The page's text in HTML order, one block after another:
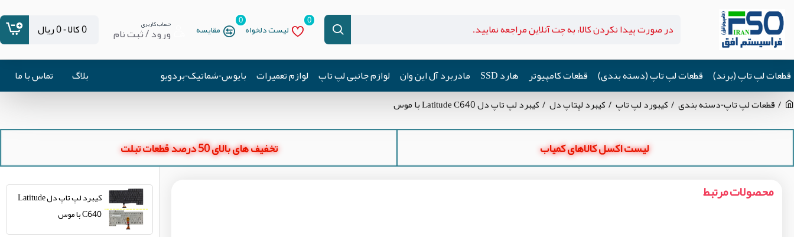
لیست دلخواه
0
مقایسه
0 حساب کاربری
ورود / ثبت نام 0 کالا - 0 ریال
قطعات لپ تاپ (برند) قطعات لپ تاپ (دسته بندی) قطعات کامپیوتر هارد SSD مادربرد آل این وان لوازم جانبی لپ تاپ لوازم تعمیرات بایوس-شماتیک-بردویو بلاگ تماس با ما
قطعات لپ تاپ-دسته بندی کیبورد لپ تاپ کیبرد لپتاپ دل کیبرد لپ تاپ دل Latitude C640 با موس
لیست اکسل کالاهای کمیاب تخفیف های بالای 50 درصد قطعات تبلت
محصولات مرتبط
کیبرد لپ تاپ دل Latitude
C640 با موس